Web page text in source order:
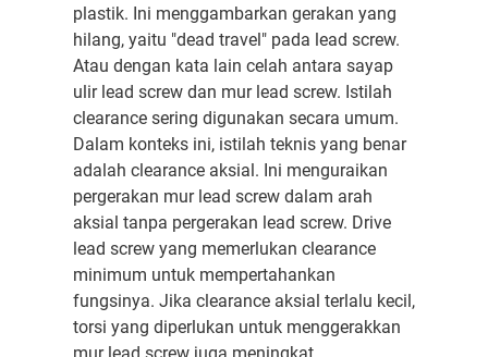
plastik. Ini menggambarkan gerakan yang
hilang, yaitu "dead travel" pada lead screw.
Atau dengan kata lain celah antara sayap
ulir lead screw dan mur lead screw. Istilah
clearance sering digunakan secara umum.
Dalam konteks ini, istilah teknis yang benar
adalah clearance aksial. Ini menguraikan
pergerakan mur lead screw dalam arah
aksial tanpa pergerakan lead screw. Drive
lead screw yang memerlukan clearance
minimum untuk mempertahankan
fungsinya. Jika clearance aksial terlalu kecil,
torsi yang diperlukan untuk menggerakkan